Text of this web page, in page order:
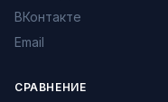
ВКонтакте
Email
СРАВНЕНИЕ